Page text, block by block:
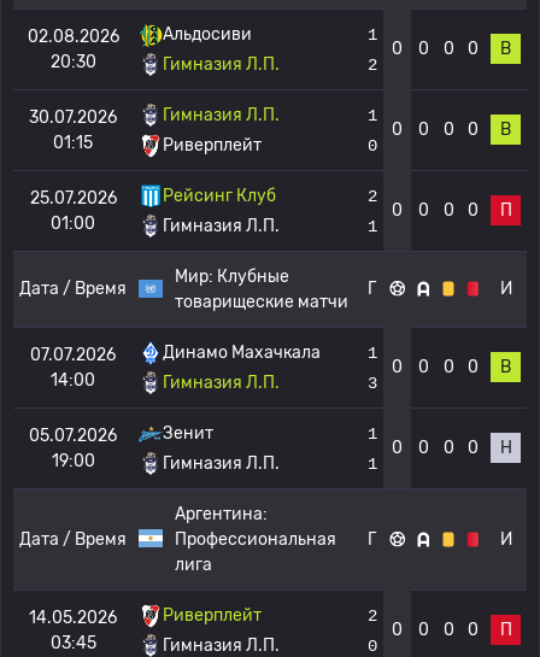
02.08.2026
20:30
Альдосиви
Гимназия Л.П.
1
2
0 0 0 0 В
30.07.2026
01:15
Гимназия Л.П.
Риверплейт
1
0
0 0 0 0 В
25.07.2026
01:00
Рейсинг Клуб
Гимназия Л.П.
2
1
0 0 0 0 П
Дата / Время
Мир: Клубные
товарищеские матчи
Г И
07.07.2026
14:00
Динамо Махачкала
Гимназия Л.П.
1
3
0 0 0 0 В
05.07.2026
19:00
Зенит
Гимназия Л.П.
1
1
0 0 0 0 Н
Дата / Время
Аргентина:
Профессиональная
лига
Г И
14.05.2026
03:45
Риверплейт
Гимназия Л.П.
2
0
0 0 0 0 П